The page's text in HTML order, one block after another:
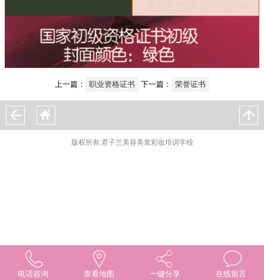
上一篇： 职业资格证书 下一篇： 荣誉证书
版权所有:君子兰美容美发彩妆培训学校
电话咨询 查看地图 一键分享 在线留言